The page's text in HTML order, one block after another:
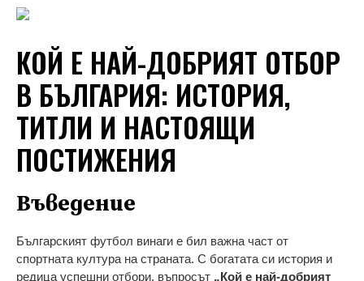
КОЙ Е НАЙ-ДОБРИЯТ ОТБОР
В БЪЛГАРИЯ: ИСТОРИЯ,
ТИТЛИ И НАСТОЯЩИ
ПОСТИЖЕНИЯ
Въведение
Българският футбол винаги е бил важна част от
спортната култура на страната. С богатата си история и
редица успешни отбори, въпросът „Кой е най-добрият